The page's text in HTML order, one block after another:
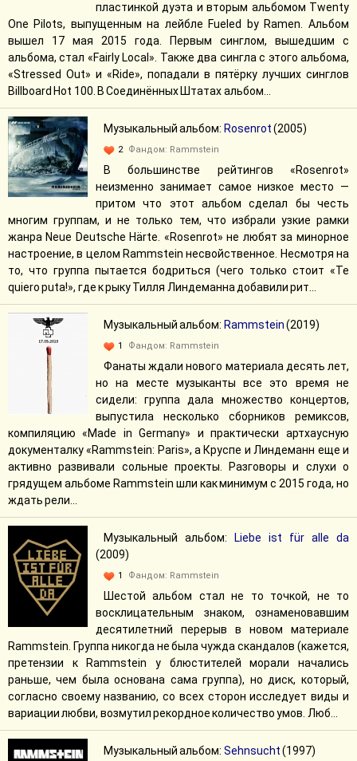
пластинкой дуэта и вторым альбомом Twenty
One Pilots, выпущенным на лейбле Fueled by Ramen. Альбом
вышел 17 мая 2015 года. Первым синглом, вышедшим с
альбома, стал «Fairly Local». Также два сингла с этого альбома,
«Stressed Out» и «Ride», попадали в пятёрку лучших синглов
Billboard Hot 100. В Соединённых Штатах альбом...
Музыкальный альбом: Rosenrot(2005)
2Фандом: Rammstein
В большинстве рейтингов «Rosenrot»
неизменно занимает самое низкое место —
притом что этот альбом сделал бы честь
многим группам, и не только тем, что избрали узкие рамки
жанра Neue Deutsche Härte. «Rosenrot» не любят за минорное
настроение, в целом Rammstein несвойственное. Несмотря на
то, что группа пытается бодриться (чего только стоит «Te
quiero puta!», где к рыку Тилля Линдеманна добавили рит...
Музыкальный альбом: Rammstein(2019)
1 Фандом: Rammstein
Фанаты ждали нового материала десять лет,
но на месте музыканты все это время не
сидели: группа дала множество концертов,
выпустила несколько сборников ремиксов,
компиляцию «Made in Germany» и практически артхаусную
документалку «Rammstein: Paris», а Круспе и Линдеманн еще и
активно развивали сольные проекты. Разговоры и слухи о
грядущем альбоме Rammstein шли как минимум с 2015 года, но
ждать рели...
Музыкальный альбом:
Liebe ist für alle da
(2009)
1 Фандом: Rammstein
Шестой альбом стал не то точкой, не то
восклицательным знаком, ознаменовавшим
десятилетний перерыв в новом материале
Rammstein. Группа никогда не была чужда скандалов (кажется,
претензии к Rammstein у блюстителей морали начались
раньше, чем была основана сама группа), но диск, который,
согласно своему названию, со всех сторон исследует виды и
вариации любви, возмутил рекордное количество умов. Люб...
Музыкальный альбом: Sehnsucht(1997)